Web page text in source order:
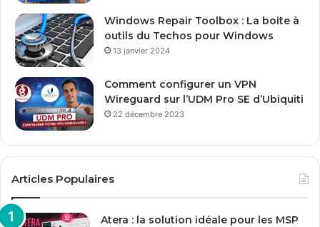
Windows Repair Toolbox : La boite à
outils du Techos pour Windows
13 janvier 2024
Comment configurer un VPN
Wireguard sur l’UDM Pro SE d’Ubiquiti
22 décembre 2023
Articles Populaires
Atera : la solution idéale pour les MSP